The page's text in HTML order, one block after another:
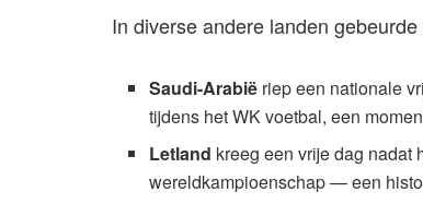
In diverse andere landen
Saudi-Arabië riep een nationale
tijdens het WK voetbal, een
Letland kreeg een vrije dag nadat
wereldkampioenschap — een